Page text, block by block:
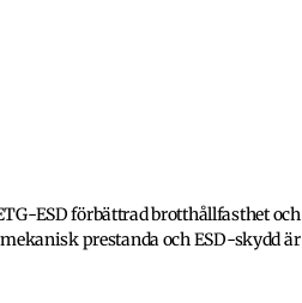
ESD förbättrad brotthållfasthet och
prestanda och ESD-skydd är